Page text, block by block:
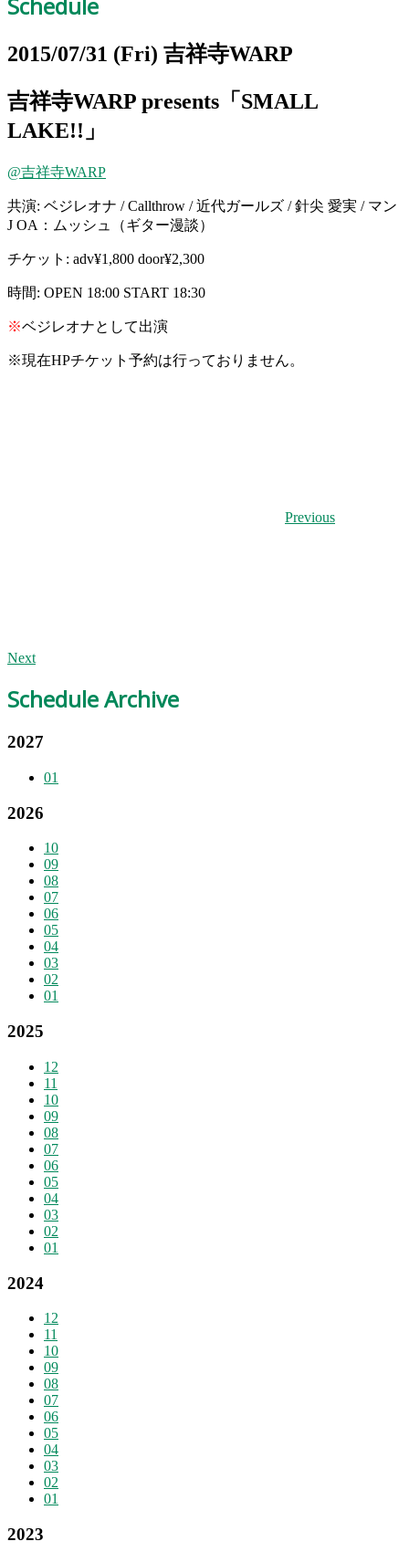
2015/07/31 (Fri) 吉祥寺WARP
吉祥寺WARP presents「SMALL
LAKE!!」
@吉祥寺WARP
共演: ベジレオナ / Callthrow / 近代ガールズ / 針尖 愛実 / マン
J OA：ムッシュ（ギター漫談）
チケット: adv¥1,800 door¥2,300
時間: OPEN 18:00 START 18:30
※ベジレオナとして出演
※現在HPチケット予約は行っておりません。
Previous
Next
Schedule Archive
2027
01
2026
10
09
08
07
06
05
04
03
02
01
2025
12
11
10
09
08
07
06
05
04
03
02
01
2024
12
11
10
09
08
07
06
05
04
03
02
01
2023